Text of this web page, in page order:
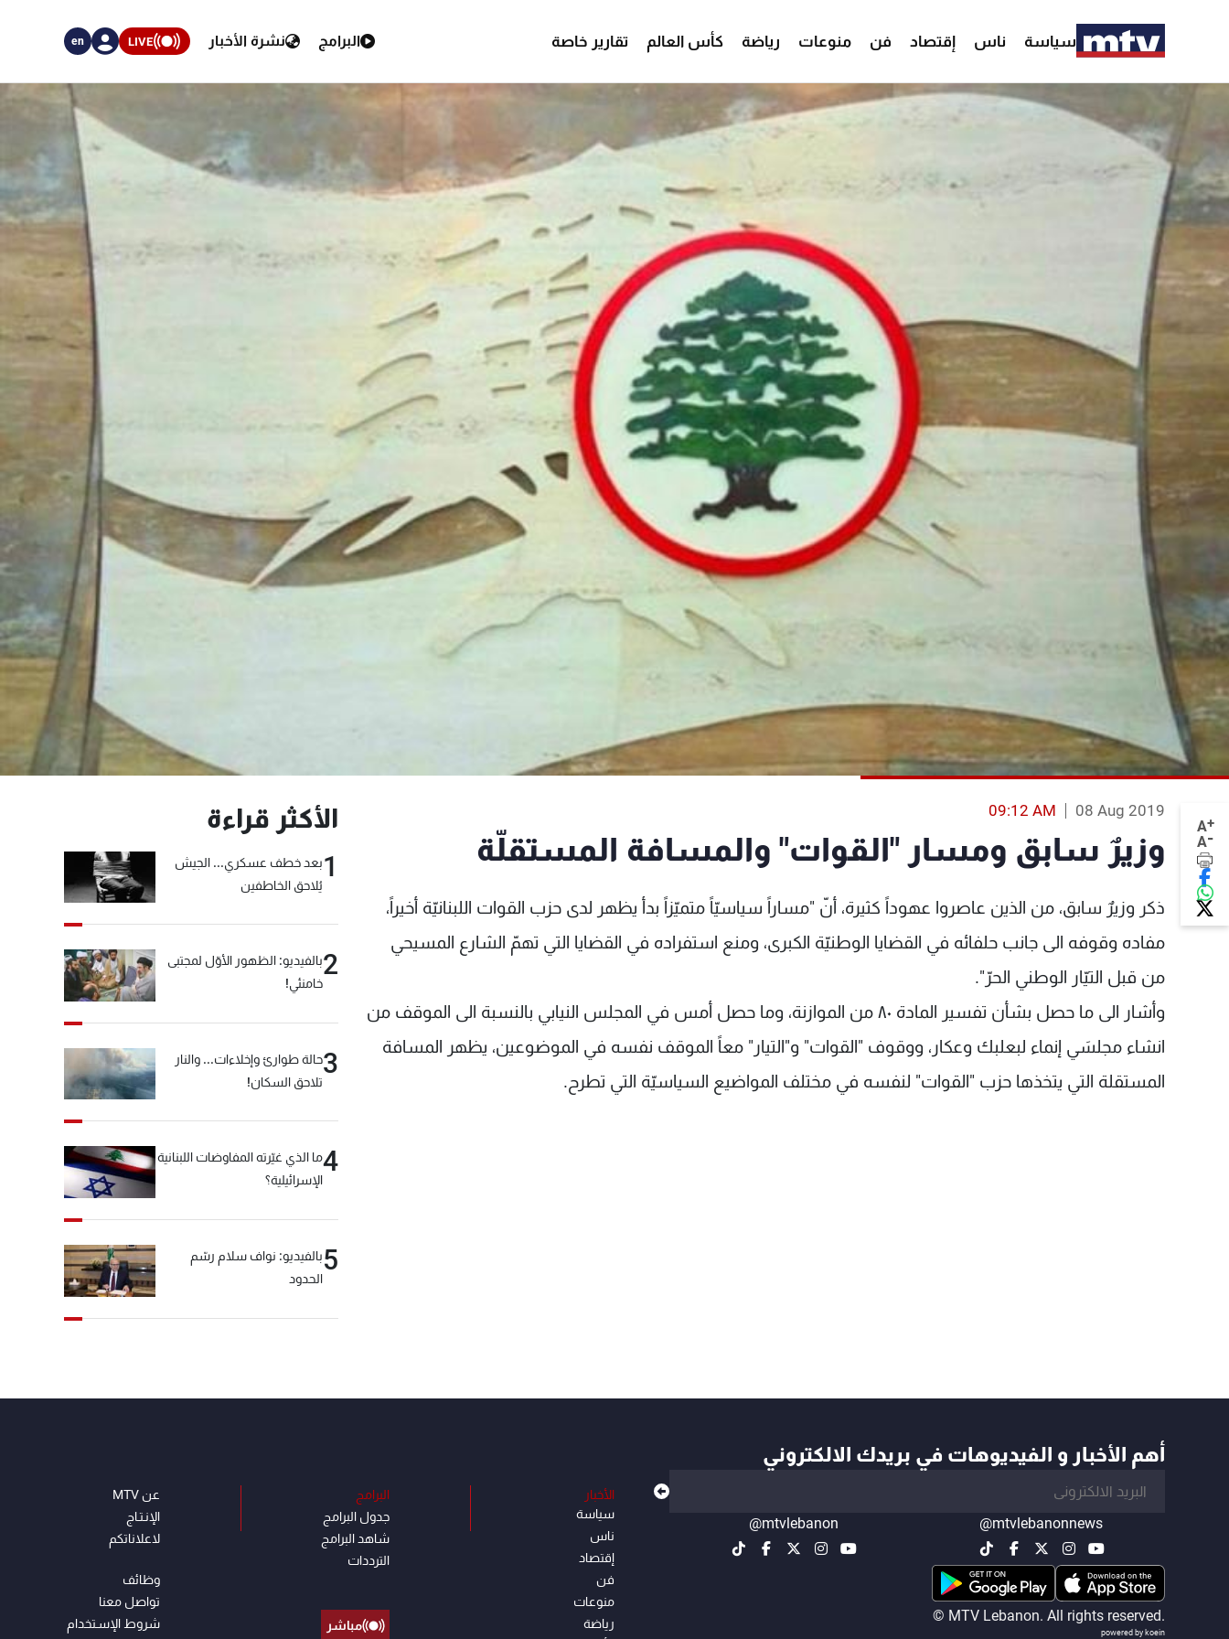
سياسة ناس إقتصاد فن منوعات رياضة كأس العالم تقارير خاصة البرامج نشرة الأخبار LIVE
en
A+
A-
08 Aug 2019
09:12 AM
وزيرٌ سابق ومسار "القوات" والمسافة المستقلّة
ذكر وزيرٌ سابق، من الذين عاصروا عهوداً كثيرة، أنّ "مساراً سياسيّاً متميّزاً بدأ يظهر لدى حزب القوات اللبنانيّة أخيراً،
مفاده وقوفه الى جانب حلفائه في القضايا الوطنيّة الكبرى، ومنع استفراده في القضايا التي تهمّ الشارع المسيحي
من قبل التيّار الوطني الحرّ".
وأشار الى ما حصل بشأن تفسير المادة ٨٠ من الموازنة، وما حصل أمس في المجلس النيابي بالنسبة الى الموقف من
انشاء مجلسَي إنماء لبعلبك وعكار، ووقوف "القوات" و"التيار" معاً الموقف نفسه في الموضوعين، يظهر المسافة
المستقلة التي يتخذها حزب "القوات" لنفسه في مختلف المواضيع السياسيّة التي تطرح.
الأكثر قراءة
1بعد خطف عسكري... الجيش
يُلاحق الخاطفين
2بالفيديو: الظهور الأوّل لمجتبى
خامنئي!
3حالة طوارئ وإخلاءات... والنار
تلاحق السكان!
4ما الذي غيّرته المفاوضات اللبنانية
الإسرائيلية؟
5بالفيديو: نواف سلام رسّم
الحدود
أهم الأخبار و الفيديوهات في بريدك الالكتروني
@mtvlebanonnews
@mtvlebanon
© MTV Lebanon. All rights reserved.
powered by koein
الأخبار
سياسة
ناس
إقتصاد
فن
منوعات
رياضة
البرامج
جدول البرامج
شاهد البرامج
الترددات
مباشر
عن MTV
الإنـتـاج
لاعلاناتكم
وظائف
تواصل معنا
شروط الإسـتخدام